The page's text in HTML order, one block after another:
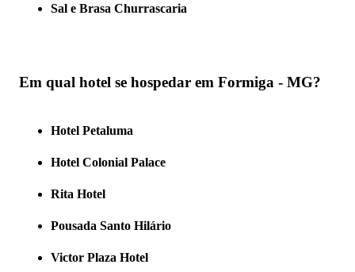
Sal e Brasa Churrascaria
Em qual hotel se hospedar em Formiga - MG?
Hotel Petaluma
Hotel Colonial Palace
Rita Hotel
Pousada Santo Hilário
Victor Plaza Hotel